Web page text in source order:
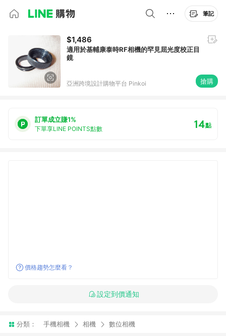
筆記
$1,486
適用於基輔康泰時RF相機的罕見屈光度校正目
鏡
亞洲跨境設計購物平台 Pinkoi 搶購
訂單成立賺1%
下單享LINE POINTS點數 14點
價格趨勢怎麼看？
設定到價通知
分類： 手機相機 相機 數位相機